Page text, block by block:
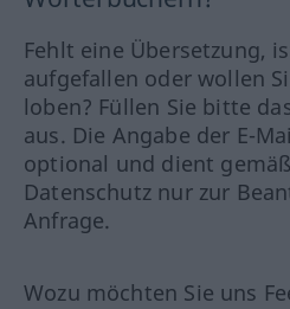
Fehlt eine Übersetzung,
aufgefallen oder wollen
loben? Füllen Sie bitte
aus. Die Angabe der E-
optional und dient
Datenschutz nur zur
Anfrage.
Wozu möchten Sie uns